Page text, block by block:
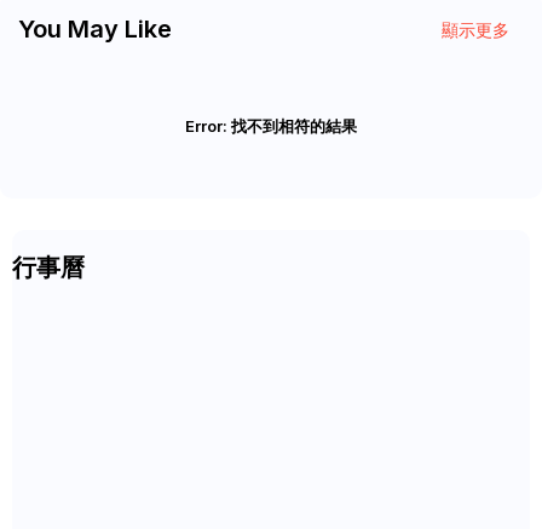
You May Like 顯示更多
Error: 找不到相符的結果
行事曆